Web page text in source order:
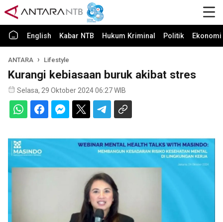
English Kabar NTB Hukum Kriminal Politik
ANTARA Lifestyle
Kurangi kebiasaan buruk akibat stres
Selasa, 29 Oktober 2024 06:27 WIB